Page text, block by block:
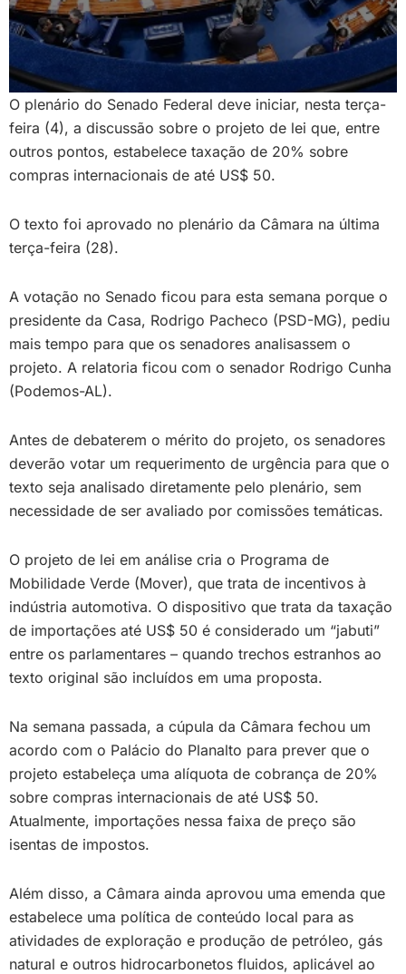
O plenário do Senado Federal deve iniciar, nesta terça-
feira (4), a discussão sobre o projeto de lei que, entre
outros pontos, estabelece taxação de 20% sobre
compras internacionais de até US$ 50.
O texto foi aprovado no plenário da Câmara na última
terça-feira (28).
A votação no Senado ficou para esta semana porque o
presidente da Casa, Rodrigo Pacheco (PSD-MG), pediu
mais tempo para que os senadores analisassem o
projeto. A relatoria ficou com o senador Rodrigo Cunha
(Podemos-AL).
Antes de debaterem o mérito do projeto, os senadores
deverão votar um requerimento de urgência para que o
texto seja analisado diretamente pelo plenário, sem
necessidade de ser avaliado por comissões temáticas.
O projeto de lei em análise cria o Programa de
Mobilidade Verde (Mover), que trata de incentivos à
indústria automotiva. O dispositivo que trata da taxação
de importações até US$ 50 é considerado um “jabuti”
entre os parlamentares – quando trechos estranhos ao
texto original são incluídos em uma proposta.
Na semana passada, a cúpula da Câmara fechou um
acordo com o Palácio do Planalto para prever que o
projeto estabeleça uma alíquota de cobrança de 20%
sobre compras internacionais de até US$ 50.
Atualmente, importações nessa faixa de preço são
isentas de impostos.
Além disso, a Câmara ainda aprovou uma emenda que
estabelece uma política de conteúdo local para as
atividades de exploração e produção de petróleo, gás
natural e outros hidrocarbonetos fluidos, aplicável ao